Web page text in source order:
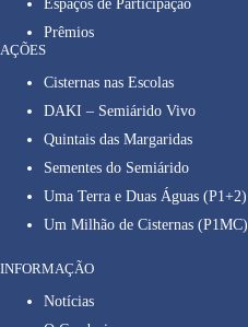
Espaços de Participação
Prêmios
AÇÕES
Cisternas nas Escolas
DAKI – Semiárido Vivo
Quintais das Margaridas
Sementes do Semiárido
Uma Terra e Duas Águas (P1+2)
Um Milhão de Cisternas (P1MC)
INFORMAÇÃO
Notícias